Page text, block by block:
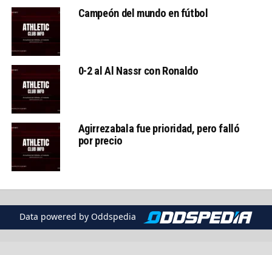
Campeón del mundo en fútbol
0-2 al Al Nassr con Ronaldo
Agirrezabala fue prioridad, pero falló
por precio
Data powered by Oddspedia